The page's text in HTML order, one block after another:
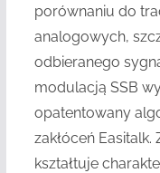
porównaniu do
analogowych,
odbieranego
modulacją SSB
opatentowany
zakłóceń
kształtuje